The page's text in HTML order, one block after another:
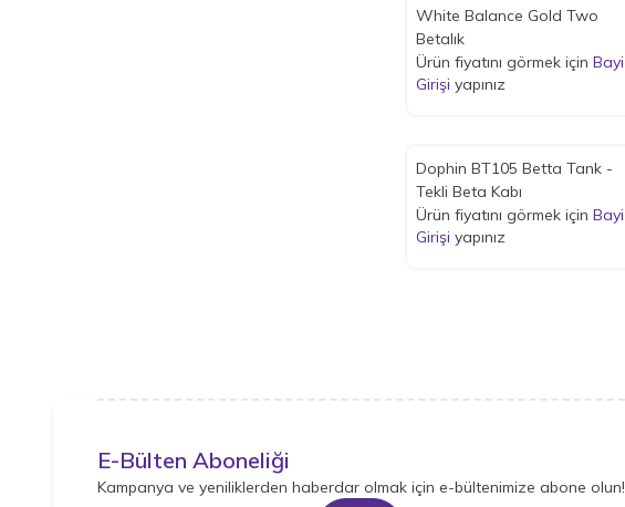
White Balance Gold Two
Betalık
Ürün fiyatını görmek için Bayi
Girişi yapınız
Dophin BT105 Betta Tank -
Tekli Beta Kabı
Ürün fiyatını görmek için Bayi
Girişi yapınız
E-Bülten Aboneliği
Kampanya ve yeniliklerden haberdar olmak için e-bültenimize abone olun!